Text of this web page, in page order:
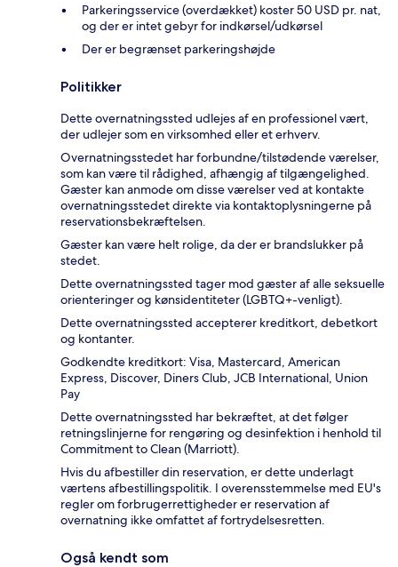
Parkeringsservice (overdækket) koster 50 USD pr. nat,
og der er intet gebyr for indkørsel/udkørsel
Der er begrænset parkeringshøjde
Politikker
Dette overnatningssted udlejes af en professionel vært,
der udlejer som en virksomhed eller et erhverv.
Overnatningsstedet har forbundne/tilstødende værelser,
som kan være til rådighed, afhængig af tilgængelighed.
Gæster kan anmode om disse værelser ved at kontakte
overnatningsstedet direkte via kontaktoplysningerne på
reservationsbekræftelsen.
Gæster kan være helt rolige, da der er brandslukker på
stedet.
Dette overnatningssted tager mod gæster af alle seksuelle
orienteringer og kønsidentiteter (LGBTQ+-venligt).
Dette overnatningssted accepterer kreditkort, debetkort
og kontanter.
Godkendte kreditkort: Visa, Mastercard, American
Express, Discover, Diners Club, JCB International, Union
Pay
Dette overnatningssted har bekræftet, at det følger
retningslinjerne for rengøring og desinfektion i henhold til
Commitment to Clean (Marriott).
Hvis du afbestiller din reservation, er dette underlagt
værtens afbestillingspolitik. I overensstemmelse med EU's
regler om forbrugerrettigheder er reservation af
overnatning ikke omfattet af fortrydelsesretten.
Også kendt som